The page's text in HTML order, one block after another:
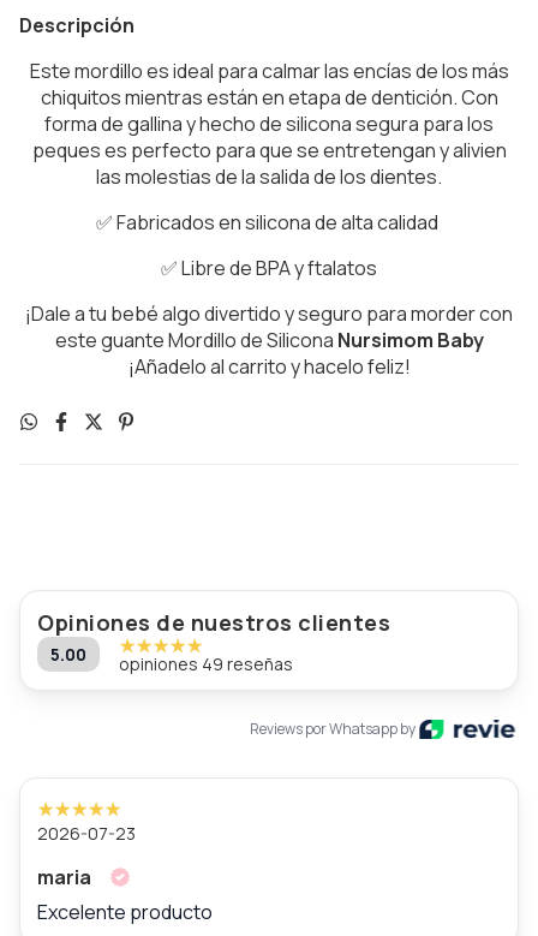
Descripción
Este mordillo es ideal para calmar las encías de los más
chiquitos mientras están en etapa de dentición. Con
forma de gallina y hecho de silicona segura para los
peques es perfecto para que se entretengan y alivien
las molestias de la salida de los dientes.
✅ Fabricados en silicona de alta calidad
✅ Libre de BPA y ftalatos
¡Dale a tu bebé algo divertido y seguro para morder con
este guante Mordillo de Silicona Nursimom Baby
¡Añadelo al carrito y hacelo feliz!
Opiniones de nuestros clientes
5.00 opiniones 49 reseñas
Reviews por Whatsapp by
2026-07-23
maria
Excelente producto